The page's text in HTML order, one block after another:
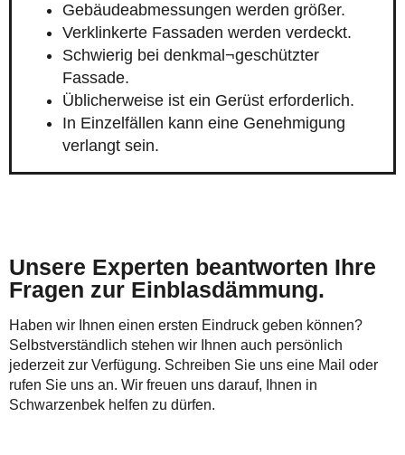
Gebäudeabmessungen werden größer.
Verklinkerte Fassaden werden verdeckt.
Schwierig bei denkmal¬geschützter
Fassade.
Üblicherweise ist ein Gerüst erforderlich.
In Einzelfällen kann eine Genehmigung
verlangt sein.
Unsere Experten beantworten Ihre
Fragen zur Einblasdämmung.
Haben wir Ihnen einen ersten Eindruck geben können?
Selbstverständlich stehen wir Ihnen auch persönlich
jederzeit zur Verfügung. Schreiben Sie uns eine Mail oder
rufen Sie uns an. Wir freuen uns darauf, Ihnen in
Schwarzenbek helfen zu dürfen.